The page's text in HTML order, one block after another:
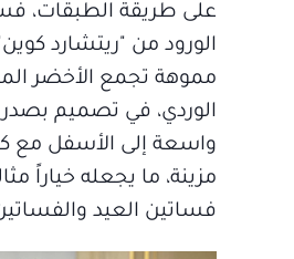
على طريقة الطبقات،
الورود من "ريتشارد
مموهة تجمع الأخضر
الوردي، في تصميم
واسعة إلى الأسفل مع
مزينة، ما يجعله خياراً
فساتين العيد